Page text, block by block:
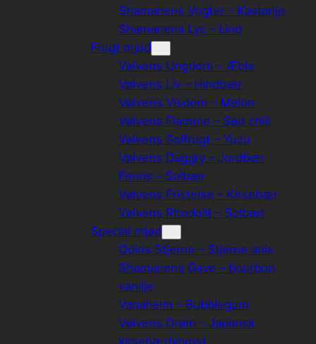
Shamanens Vogter – Kastanje
Shamanens Lys – Lind
Frugt mjød
Vølvens Ungdom – Æble
Vølvens Liv – Hindbær
Vølvens Visdom – Melon
Vølvens Flamme – Sød chili
Vølvens Solfrugt – Yuzu
Vølvens Daggry – Jordbær
Fenris – Solbær
Vølvens Fristelse – Kirsebær
Vølvens Rhodolit – Solbær
Special mjød
Odins Stjerne – Stjerne anis
Shamanens Gave – bourbon
vanilje
Vanaheim – Bubblegum
Vølvens Drøm – Japansk
kirsebærblomst